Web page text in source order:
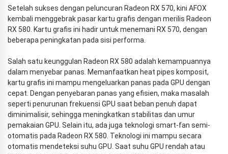
Setelah sukses dengan peluncuran Radeon RX 570, kini AFOX
kembali menggebrak pasar kartu grafis dengan merilis Radeon
RX 580. Kartu grafis ini hadir untuk menemani RX 570, dengan
beberapa peningkatan pada sisi performa.
Salah satu keunggulan Radeon RX 580 adalah kemampuannya
dalam menyebar panas. Memanfaatkan heat pipes komposit,
kartu grafis ini mampu mengeluarkan panas pada GPU dengan
cepat. Dengan penyebaran panas yang efisien, maka masalah
seperti penurunan frekuensi GPU saat beban penuh dapat
diminimalisir, sehingga meningkatkan stabilitas dan umur
pemakaian GPU. Selain itu, ada juga teknologi smart-fan semi-
otomatis pada Radeon RX 580. Teknologi ini mampu secara
otomatis mendeteksi suhu GPU. Saat suhu GPU rendah atau